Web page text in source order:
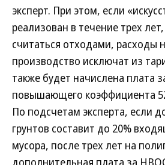
эксперт. При этом, если
реализован в течение трех
считаться отходами, расходы
производство исключат из
также будет начислена плата
повышающего коэффициента
По подсчетам эксперта, если
грунтов составит до 20%
мусора, после трех лет на
дополнительная плата за